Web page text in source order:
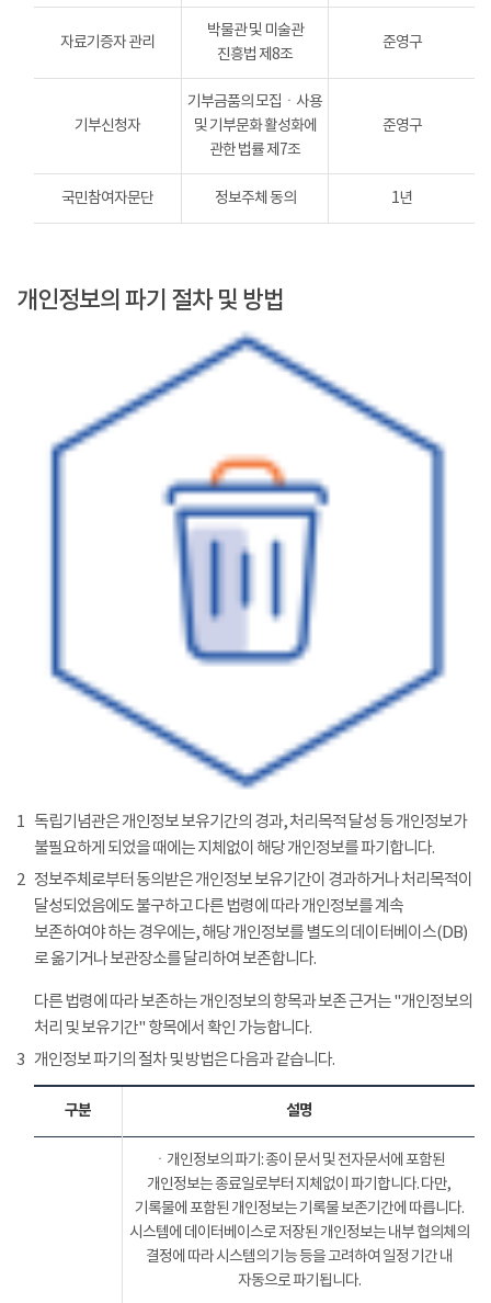
자료기증자 관리
박물관 및 미술관
진흥법 제8조
준영구
기부신청자
기부금품의 모집ㆍ사용
및 기부문화 활성화에
관한 법률 제7조
준영구
국민참여자문단 정보주체 동의 1년
개인정보의 파기 절차 및 방법
1 독립기념관은 개인정보 보유기간의 경과, 처리목적 달성 등 개인정보가
불필요하게 되었을 때에는 지체없이 해당 개인정보를 파기합니다.
2 정보주체로부터 동의받은 개인정보 보유기간이 경과하거나 처리목적이
달성되었음에도 불구하고 다른 법령에 따라 개인정보를 계속
보존하여야 하는 경우에는, 해당 개인정보를 별도의 데이터베이스(DB)
로 옮기거나 보관장소를 달리하여 보존합니다.
다른 법령에 따라 보존하는 개인정보의 항목과 보존 근거는 "개인정보의
처리 및 보유기간" 항목에서 확인 가능합니다.
3 개인정보 파기의 절차 및 방법은 다음과 같습니다.
구분 설명
ㆍ개인정보의 파기: 종이 문서 및 전자문서에 포함된
개인정보는 종료일로부터 지체없이 파기합니다. 다만,
기록물에 포함된 개인정보는 기록물 보존기간에 따릅니다.
시스템에 데이터베이스로 저장된 개인정보는 내부 협의체의
결정에 따라 시스템의 기능 등을 고려하여 일정 기간 내
자동으로 파기됩니다.